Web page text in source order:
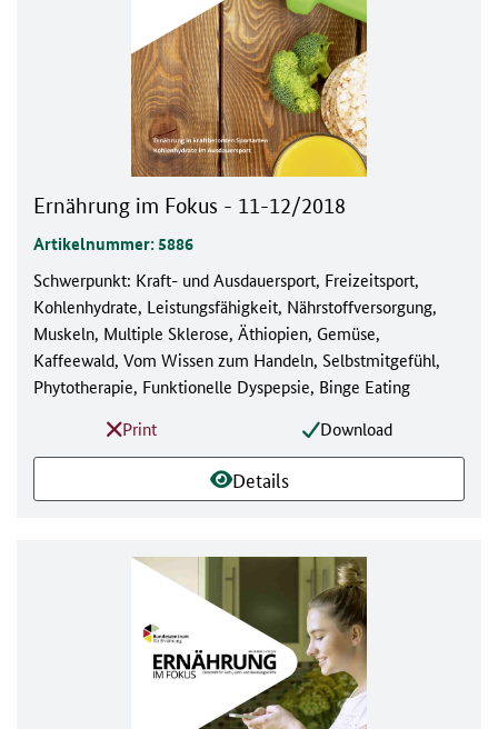
Ernährung im Fokus - 11-12/2018
Artikelnummer: 5886
Schwerpunkt: Kraft- und Ausdauersport, Freizeitsport,
Kohlenhydrate, Leistungsfähigkeit, Nährstoffversorgung,
Muskeln, Multiple Sklerose, Äthiopien, Gemüse,
Kaffeewald, Vom Wissen zum Handeln, Selbstmitgefühl,
Phytotherapie, Funktionelle Dyspepsie, Binge Eating
Print
Download
Details